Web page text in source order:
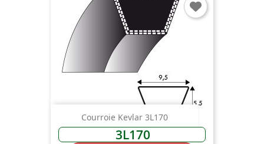
Courroie Kevlar 3L170
3L170